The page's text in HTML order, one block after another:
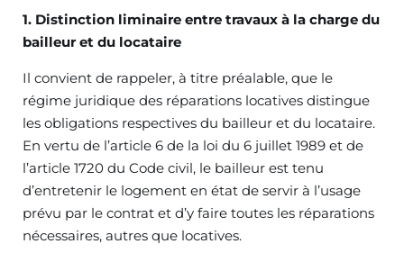
1. Distinction liminaire entre travaux à la charge du
bailleur et du locataire
Il convient de rappeler, à titre préalable, que le
régime juridique des réparations locatives distingue
les obligations respectives du bailleur et du locataire.
En vertu de l’article 6 de la loi du 6 juillet 1989 et de
l’article 1720 du Code civil, le bailleur est tenu
d’entretenir le logement en état de servir à l’usage
prévu par le contrat et d’y faire toutes les réparations
nécessaires, autres que locatives.